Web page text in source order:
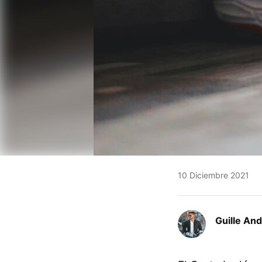
10 Diciembre 2021
Guille